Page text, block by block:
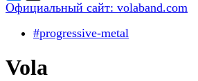
Официальный сайт: volaband.com
#progressive-metal
Vola